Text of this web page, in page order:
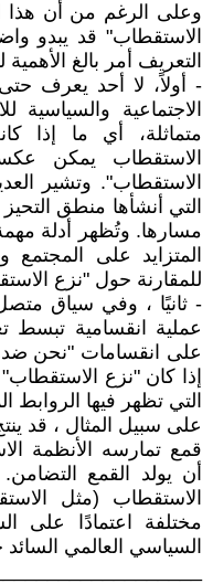
وعلى الرغم من أن هذا
الاستقطاب" قد يبدو
التعريف أمر بالغ الأهمية
- أولاً، لا أحد يعرف
الاجتماعية والسياسية
متماثلة، أي ما إذا
الاستقطاب يمكن
الاستقطاب". وتشير
التي أنشأها منطق
مسارها. وتُظهر أدلة
المتزايد على المجتمع
للمقارنة حول "نزع
- ثانيًا ، وفي سياق
عملية انقسامية تبسط
على انقسامات "نحن
إذا كان "نزع
التي تظهر فيها
على سبيل المثال ، قد
قمع تمارسه الأنظمة
أن يولد القمع
الاستقطاب (مثل
مختلفة اعتمادًا على
السياسي العالمي